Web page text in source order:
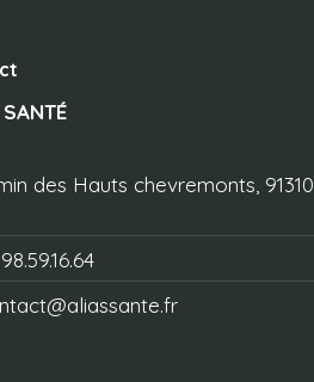
des Hauts chevremonts, 91310